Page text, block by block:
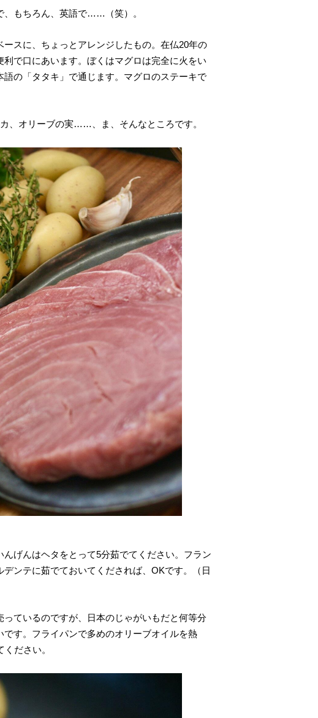
、もちろん、英語で……（笑）。
スに、ちょっとアレンジしたもの。在仏20年の
で口にあいます。ぼくはマグロは完全に火をい
の「タタキ」で通じます。マグロのステーキで
、オリーブの実……、ま、そんなところです。
げんはヘタをとって5分茹でてください。フラン
ンテに茹でておいてくだされば、OKです。（日
ているのですが、日本のじゃがいもだと何等分
す。フライパンで多めのオリーブオイルを熱
ださい。